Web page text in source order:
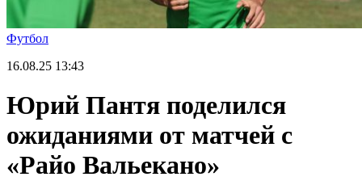
Футбол
16.08.25 13:43
Юрий Пантя поделился
ожиданиями от матчей с
«Райо Вальекано»